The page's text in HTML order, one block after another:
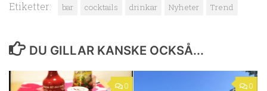
Etiketter: bar cocktails drinkar Nyheter Trend
DU GILLAR KANSKE OCKSÅ...
0 0